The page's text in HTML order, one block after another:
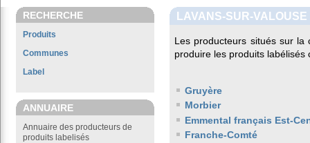
RECHERCHE
Produits
Communes
Label
ANNUAIRE
Annuaire des producteurs de
produits labelisés
LAVANS-SUR-VALOUSE
Les producteurs situés sur la
produire les produits labélisés
Gruyère
Morbier
Emmental français Est-
Franche-Comté